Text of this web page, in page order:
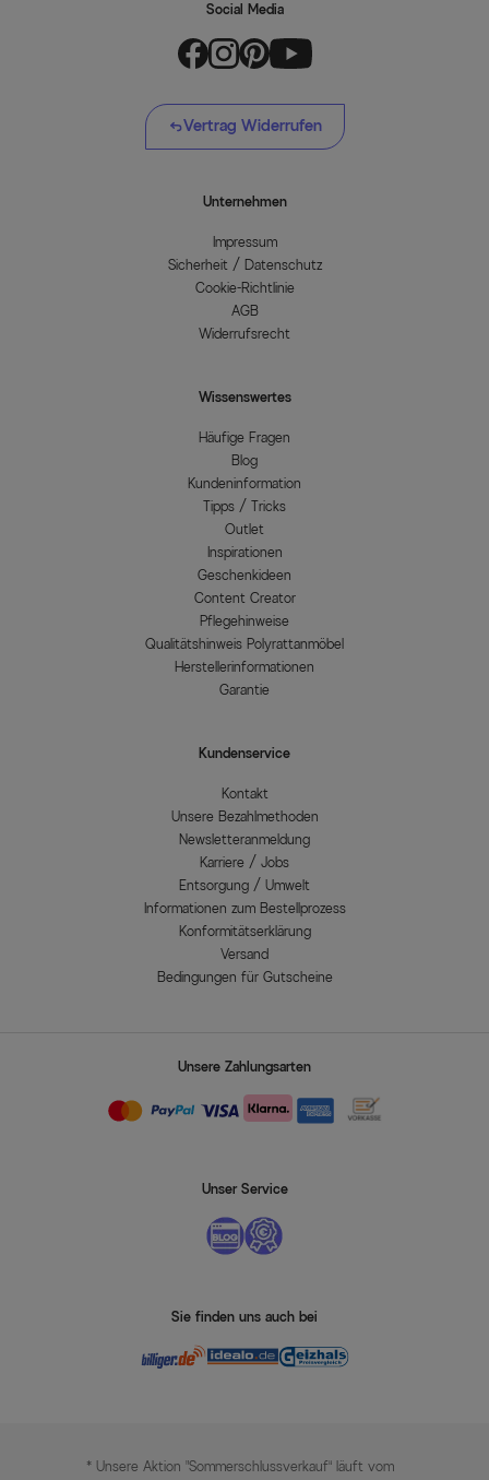
Social Media
Vertrag Widerrufen
Unternehmen
Impressum
Sicherheit / Datenschutz
Cookie-Richtlinie
AGB
Widerrufsrecht
Wissenswertes
Häufige Fragen
Blog
Kundeninformation
Tipps / Tricks
Outlet
Inspirationen
Geschenkideen
Content Creator
Pflegehinweise
Qualitätshinweis Polyrattanmöbel
Herstellerinformationen
Garantie
Kundenservice
Kontakt
Unsere Bezahlmethoden
Newsletteranmeldung
Karriere / Jobs
Entsorgung / Umwelt
Informationen zum Bestellprozess
Konformitätserklärung
Versand
Bedingungen für Gutscheine
Unsere Zahlungsarten
Unser Service
Sie finden uns auch bei
* Unsere Aktion „Sommerschlussverkauf“ läuft vom